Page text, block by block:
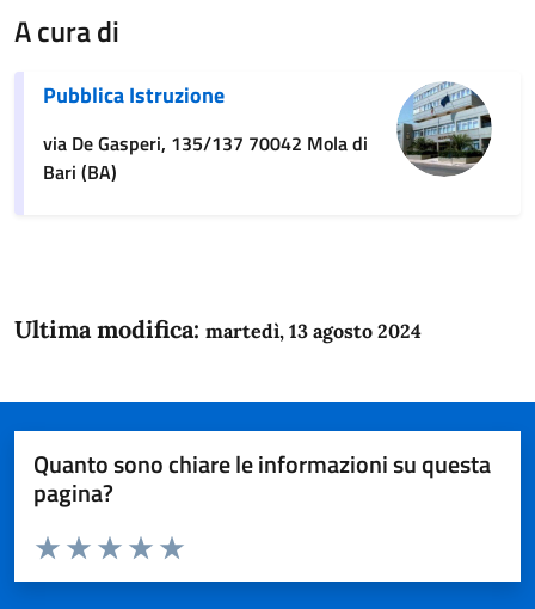
A cura di
Pubblica Istruzione
via De Gasperi, 135/137 70042 Mola di
Bari (BA)
Ultima modifica: martedì, 13 agosto 2024
Quanto sono chiare le informazioni su questa
pagina?
Domanda
Valuta da 1 a 5 stelle la pagina
Valuta 5 stelle su 5
Valuta 4 stelle su 5
Valuta 3 stelle su 5
Valuta 2 stelle su 5
Valuta 1 stelle su 5